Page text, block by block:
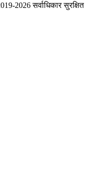
2026 सर्वाधिकार सुरक्षित